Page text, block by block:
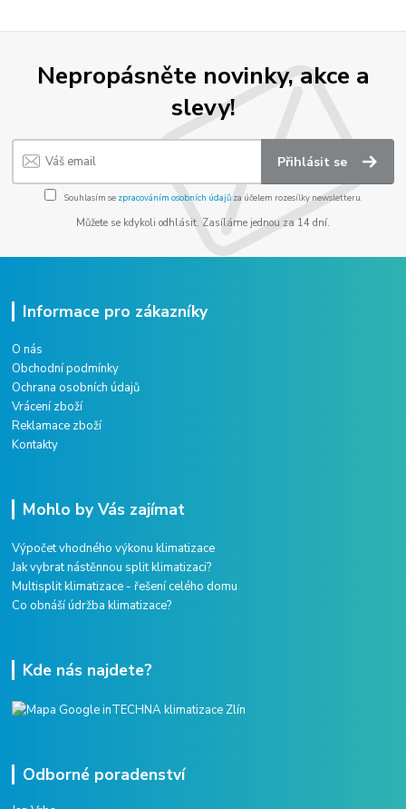
Nepropásněte novinky, akce a
slevy!
Přihlásit se
Souhlasím se zpracováním osobních údajůza účelem rozesílky newsletteru.
Můžete se kdykoli odhlásit. Zasíláme jednou za 14 dní.
Informace pro zákazníky
O nás
Obchodní podmínky
Ochrana osobních údajů
Vrácení zboží
Reklamace zboží
Kontakty
Mohlo by Vás zajímat
Výpočet vhodného výkonu klimatizace
Jak vybrat nástěnnou split klimatizaci?
Multisplit klimatizace - řešení celého domu
Co obnáší údržba klimatizace?
Kde nás najdete?
Odborné poradenství